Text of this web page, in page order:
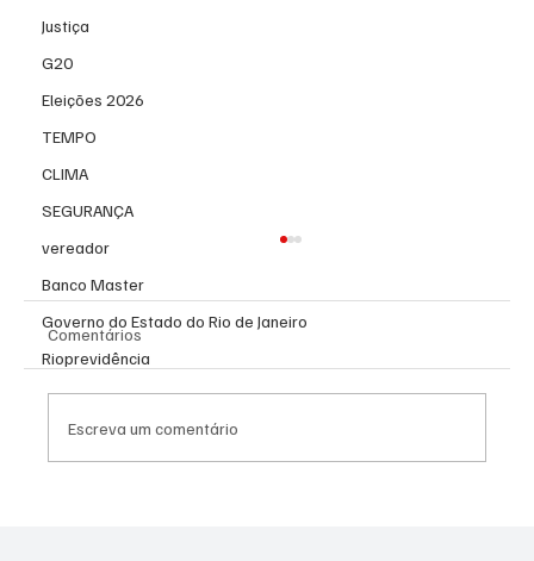
Justiça
G20
Eleições 2026
TEMPO
CLIMA
SEGURANÇA
vereador
Banco Master
Governo do Estado do Rio de Janeiro
Rioprevidência
Comentários
Escreva um comentário